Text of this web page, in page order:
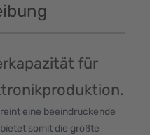
für
eine beeindruckende
somit die größte